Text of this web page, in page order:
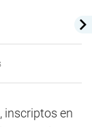
inscriptos en